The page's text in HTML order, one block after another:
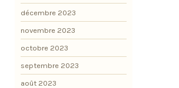
décembre 2023
novembre 2023
octobre 2023
septembre 2023
août 2023